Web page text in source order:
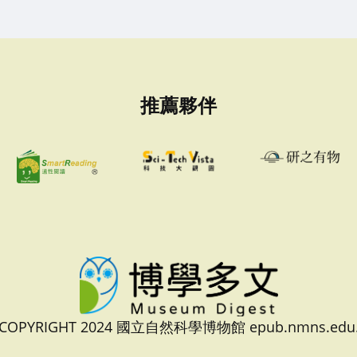
推薦夥伴
2024 國立自然科學博物館